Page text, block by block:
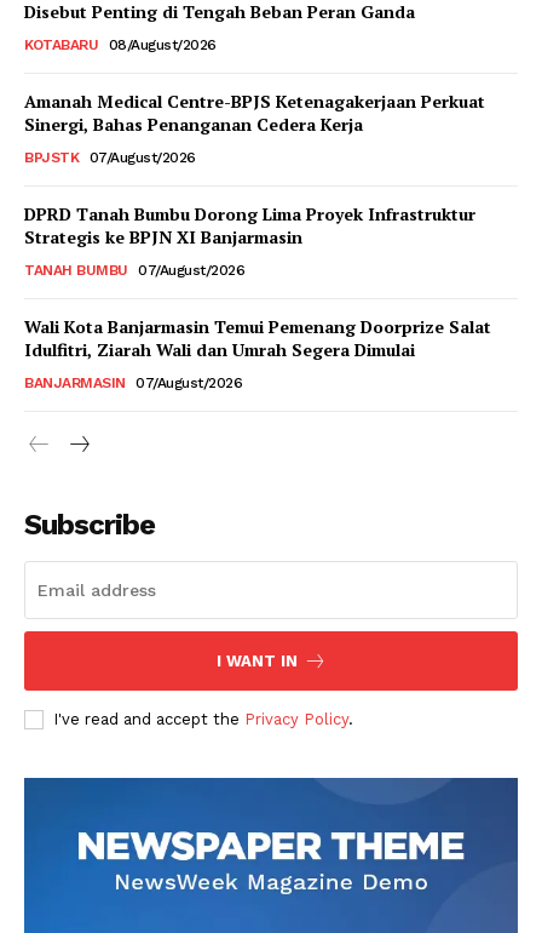
Disebut Penting di Tengah Beban Peran Ganda
KOTABARU 08/August/2026
Amanah Medical Centre-BPJS Ketenagakerjaan Perkuat
Sinergi, Bahas Penanganan Cedera Kerja
BPJSTK 07/August/2026
DPRD Tanah Bumbu Dorong Lima Proyek Infrastruktur
Strategis ke BPJN XI Banjarmasin
TANAH BUMBU 07/August/2026
Wali Kota Banjarmasin Temui Pemenang Doorprize Salat
Idulfitri, Ziarah Wali dan Umrah Segera Dimulai
BANJARMASIN 07/August/2026
Subscribe
I WANT IN
I've read and accept the Privacy Policy.